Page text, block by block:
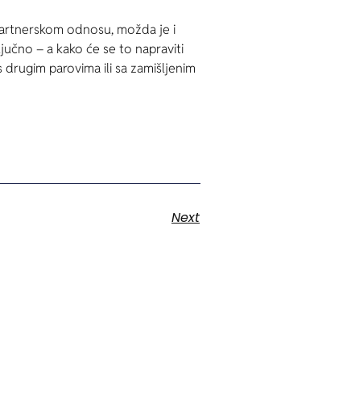
odnosu, možda je i
– a kako će se to napraviti
parovima ili sa zamišljenim
Next